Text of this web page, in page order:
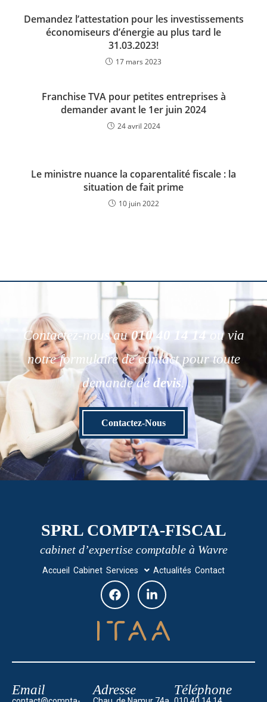
Demandez l’attestation pour les investissements
économiseurs d’énergie au plus tard le
31.03.2023!
17 mars 2023
Franchise TVA pour petites entreprises à
demander avant le 1er juin 2024
24 avril 2024
Le ministre nuance la coparentalité fiscale : la
situation de fait prime
10 juin 2022
Contactez-nous au010 40 14 14
ou via
notre formulaire de contact pour toute
demande de devis.
Contactez-Nous
SPRL COMPTA-FISCAL
cabinet d’expertise comptable à Wavre
Accueil Cabinet Services Actualités Contact
Email Adresse Téléphone